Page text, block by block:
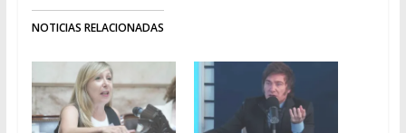
NOTICIAS RELACIONADAS